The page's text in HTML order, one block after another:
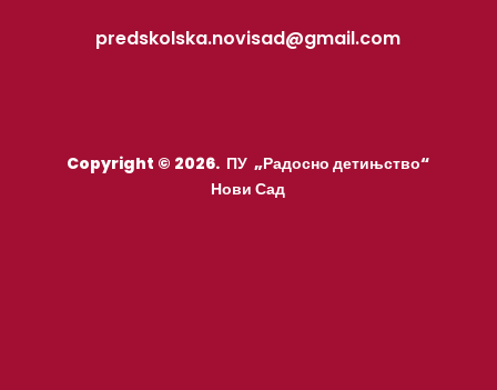
predskolska.novisad@gmail.com
Copyright © 2026. ПУ „Радосно детињство“
Нови Сад